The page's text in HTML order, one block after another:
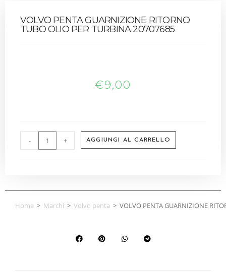
VOLVO PENTA GUARNIZIONE RITORNO
TUBO OLIO PER TURBINA 20707685
€9,00
- + AGGIUNGI AL CARRELLO
Home > Marchi > Volvo penta > VOLVO PENTA GUARNIZIONE